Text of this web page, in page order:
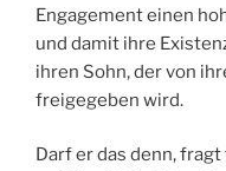
Engagement einen
und damit ihre
ihren Sohn, der von
freigegeben wird.
Darf er das denn,